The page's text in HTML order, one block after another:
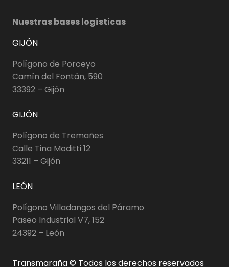
Nuestras bases logísticas
GIJÓN
Polígono de Porceyo
Camín del Fontán, 590
33392 – Gijón
GIJÓN
Polígono de Tremañes
Calle Tina Moditti 12
33211 – Gijón
LEÓN
Polígono Villadangos del Páramo
Paseo Industrial V7, 152
24392 – León
Transmaraña © Todos los derechos reservados